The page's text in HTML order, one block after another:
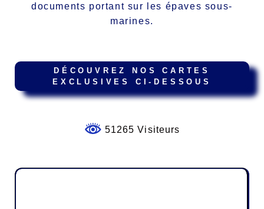
documents portant sur les épaves sous-
marines.
DÉCOUVREZ NOS CARTES
EXCLUSIVES CI-DESSOUS
51265 Visiteurs